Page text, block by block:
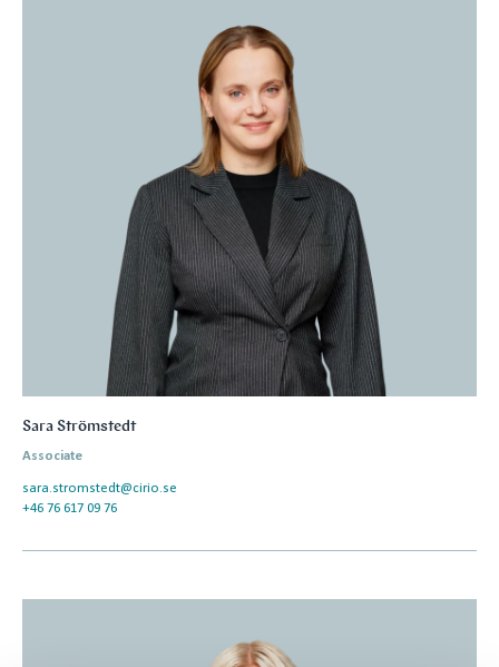
Sara Strömstedt
Associate
sara.stromstedt@cirio.se
+46 76 617 09 76